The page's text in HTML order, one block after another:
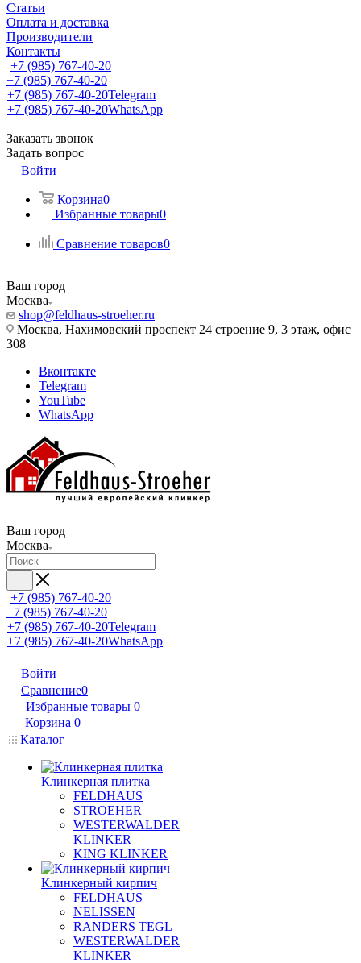
Статьи
Оплата и доставка
Производители
Контакты
+7 (985) 767-40-20
+7 (985) 767-40-20
+7 (985) 767-40-20Telegram
+7 (985) 767-40-20WhatsApp
Заказать звонок
Задать вопрос
Войти
Корзина0
Избранные товары0
Сравнение товаров0
Ваш город
Москва
shop@feldhaus-stroeher.ru
Москва, Нахимовский проспект 24 строение 9, 3 этаж, офис
308
Вконтакте
Telegram
YouTube
WhatsApp
Ваш город
Москва
+7 (985) 767-40-20
+7 (985) 767-40-20
+7 (985) 767-40-20Telegram
+7 (985) 767-40-20WhatsApp
Войти
Сравнение0
Избранные товары 0
Корзина 0
Каталог
Клинкерная плитка
FELDHAUS
STROEHER
WESTERWALDER
KLINKER
KING KLINKER
Клинкерный кирпич
FELDHAUS
NELISSEN
RANDERS TEGL
WESTERWALDER
KLINKER